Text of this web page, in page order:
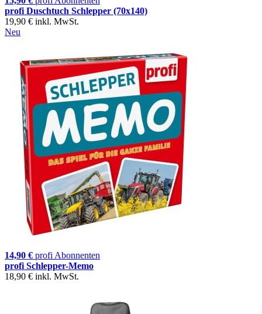
profi Duschtuch Schlepper (70x140)
19,90 € inkl. MwSt.
Neu
14,90 € profi Abonnenten
profi Schlepper-Memo
18,90 € inkl. MwSt.